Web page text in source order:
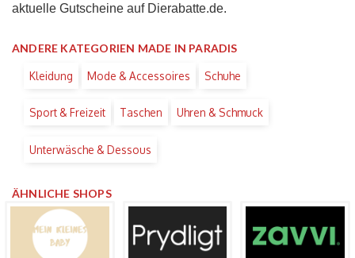
aktuelle Gutscheine auf Dierabatte.de.
ANDERE KATEGORIEN MADE IN PARADIS
Kleidung Mode & Accessoires Schuhe
Sport & Freizeit Taschen Uhren & Schmuck
Unterwäsche & Dessous
ÄHNLICHE SHOPS